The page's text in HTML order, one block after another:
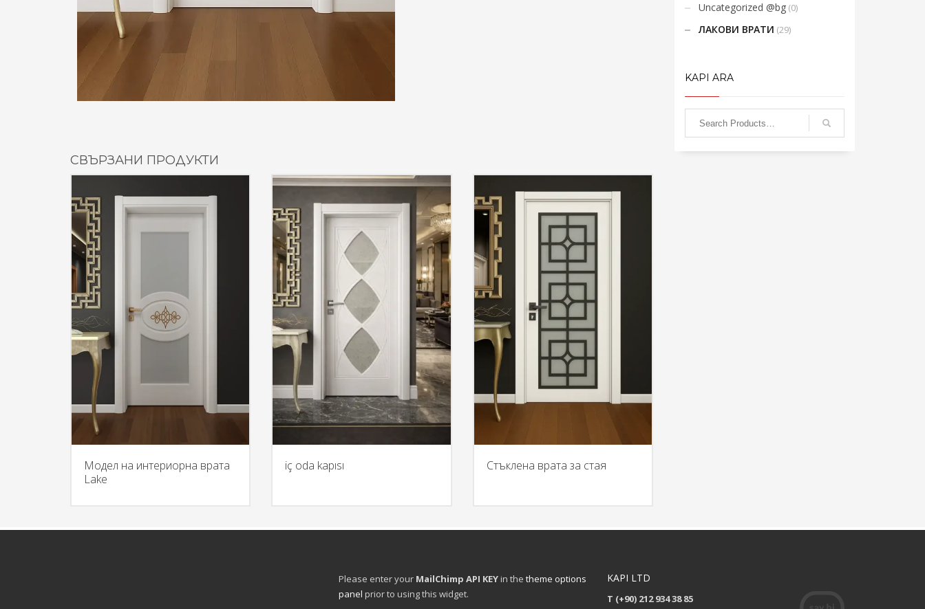
СВЪРЗАНИ ПРОДУКТИ
Модел на интериорна врата
Lake
iç oda kapısı Стъклена врата за стая
Uncategorized @bg (0)
ЛАКОВИ ВРАТИ (29)
KAPI ARA
Please enter your MailChimp API KEY in the theme options
panel prior to using this widget.
KAPI LTD
T (+90) 212 934 38 85